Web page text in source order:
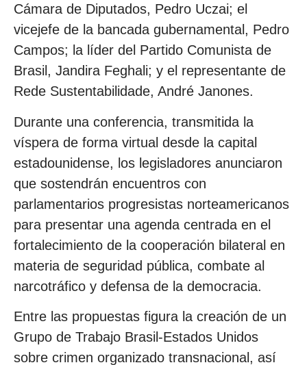
Cámara de Diputados, Pedro Uczai; el
vicejefe de la bancada gubernamental, Pedro
Campos; la líder del Partido Comunista de
Brasil, Jandira Feghali; y el representante de
Rede Sustentabilidade, André Janones.
Durante una conferencia, transmitida la
víspera de forma virtual desde la capital
estadounidense, los legisladores anunciaron
que sostendrán encuentros con
parlamentarios progresistas norteamericanos
para presentar una agenda centrada en el
fortalecimiento de la cooperación bilateral en
materia de seguridad pública, combate al
narcotráfico y defensa de la democracia.
Entre las propuestas figura la creación de un
Grupo de Trabajo Brasil-Estados Unidos
sobre crimen organizado transnacional, así